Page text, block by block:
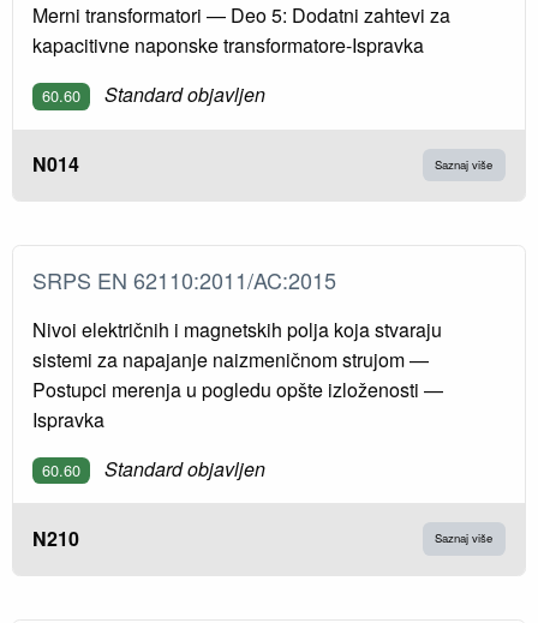
Merni transformatori — Deo 5: Dodatni zahtevi za
kapacitivne naponske transformatore-Ispravka
60.60 Standard objavljen
N014 Saznaj više
SRPS EN 62110:2011/AC:2015
Nivoi električnih i magnetskih polja koja stvaraju
sistemi za napajanje naizmeničnom strujom —
Postupci merenja u pogledu opšte izloženosti —
Ispravka
60.60 Standard objavljen
N210 Saznaj više